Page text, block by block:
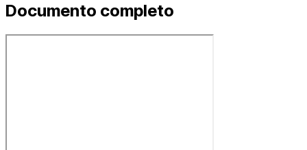
Documento completo